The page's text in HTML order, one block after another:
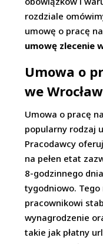
rozdziale
umowę o pracę na
umowę zlecenie
Umowa o
we
Umowa o pracę
popularny rodzaj
Pracodawcy
na pełen etat
8-godzinnego
tygodniowo.
pracownikowi
wynagrodzenie
takie jak płatny